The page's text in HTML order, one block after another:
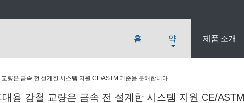
홈 약 제품 소개
교량은 금속 전 설계한 시스템 지원 CE/ASTM 기준을 분해합니다
대용 강철 교량은 금속 전 설계한 시스템 지원 CE/